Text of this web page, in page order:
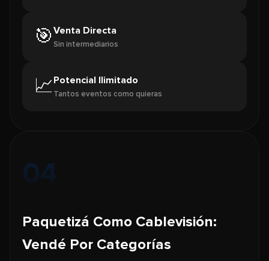
🎯 Venta Directa
Sin intermediarios
📈 Potencial Ilimitado
Tantos eventos como quieras
04
Paquetizá Como Cablevisión:
Vendé Por Categorías